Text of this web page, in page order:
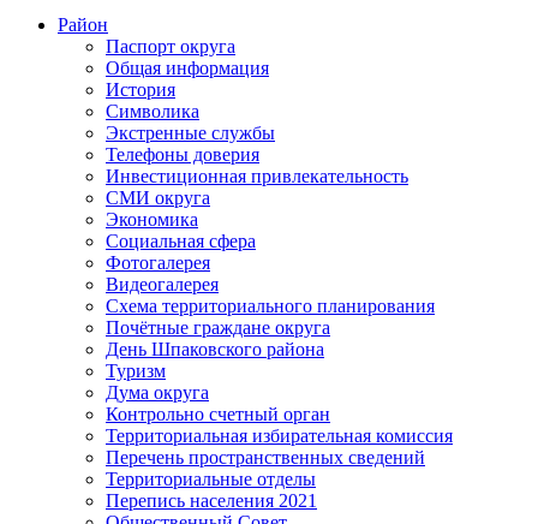
Район
Паспорт округа
Общая информация
История
Символика
Экстренные службы
Телефоны доверия
Инвестиционная привлекательность
СМИ округа
Экономика
Социальная сфера
Фотогалерея
Видеогалерея
Схема территориального планирования
Почётные граждане округа
День Шпаковского района
Туризм
Дума округа
Контрольно счетный орган
Территориальная избирательная комиссия
Перечень пространственных сведений
Территориальные отделы
Перепись населения 2021